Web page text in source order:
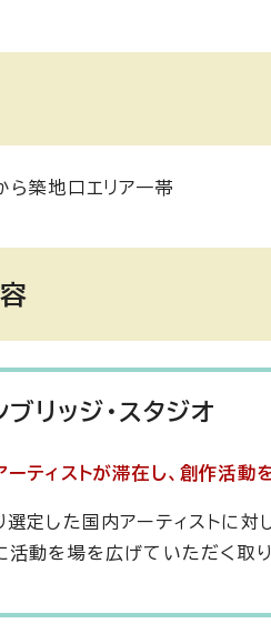
ら築地口エリア一帯
ブリッジ・スタジオ
ーティストが滞在し、創作活動
定した国内アーティストに対
活動を場を広げていただく取